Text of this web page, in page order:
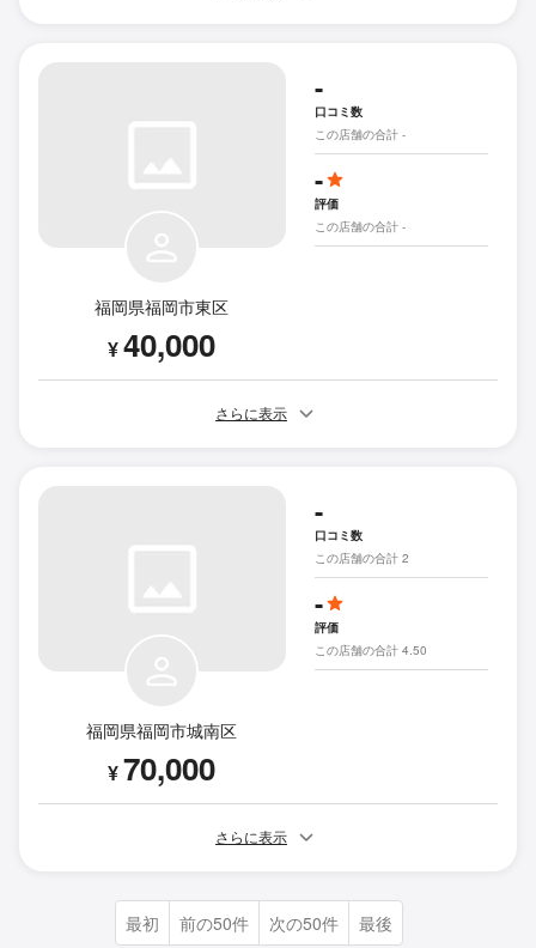
福岡県福岡市東区
¥40,000
-
口コミ数
この店舗の合計 -
-
評価
この店舗の合計 -
さらに表示
福岡県福岡市城南区
¥70,000
-
口コミ数
この店舗の合計 2
-
評価
この店舗の合計 4.50
さらに表示
最初 前の50件 次の50件 最後